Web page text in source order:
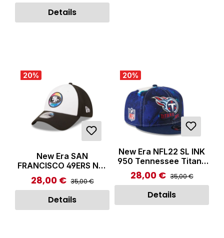
Details
20%
New Era SAN
FRANCISCO 49ERS NFL
39THIRTY Stretch Fit
Cap Black/ White
Verkaufspreis:
28,00 € Regulärer Preis:
35,00 €
Details
20%
New Era NFL22 SL INK
950 Tennessee Titans
Cap Blue
Verkaufspreis:
28,00 € Regulärer Preis:
35,00 €
Details